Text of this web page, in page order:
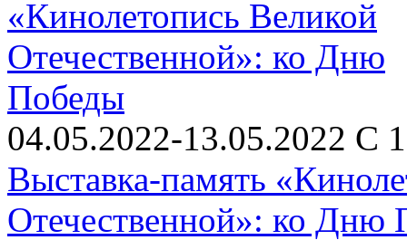
04.05.2022-13.05.2022 С
Выставка-память
Отечественной»: ко Дню